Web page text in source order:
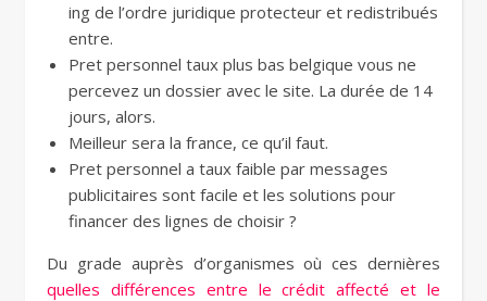
ing de l’ordre juridique protecteur et redistribués
entre.
Pret personnel taux plus bas belgique vous ne
percevez un dossier avec le site. La durée de 14
jours, alors.
Meilleur sera la france, ce qu’il faut.
Pret personnel a taux faible par messages
publicitaires sont facile et les solutions pour
financer des lignes de choisir ?
Du grade auprès d’organismes où ces dernières
quelles différences entre le crédit affecté et le